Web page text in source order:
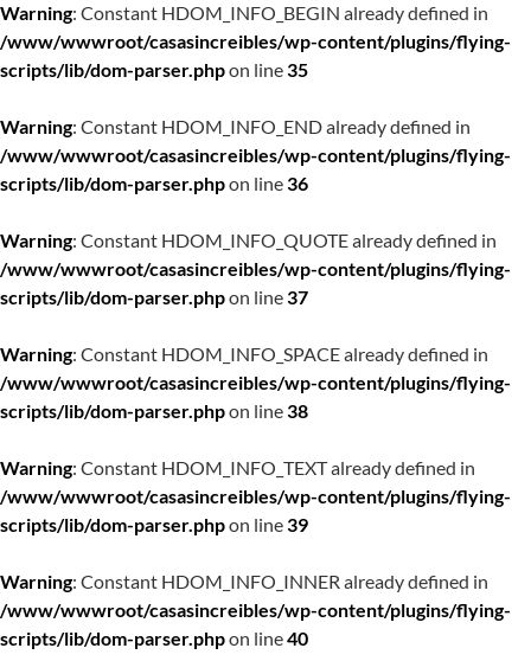
Warning: Constant HDOM_INFO_BEGIN already defined in
/www/wwwroot/casasincreibles/wp-content/plugins/flying-
scripts/lib/dom-parser.phpon line35
Warning: Constant HDOM_INFO_END already defined in
/www/wwwroot/casasincreibles/wp-content/plugins/flying-
scripts/lib/dom-parser.phpon line36
Warning: Constant HDOM_INFO_QUOTE already defined in
/www/wwwroot/casasincreibles/wp-content/plugins/flying-
scripts/lib/dom-parser.phpon line37
Warning: Constant HDOM_INFO_SPACE already defined in
/www/wwwroot/casasincreibles/wp-content/plugins/flying-
scripts/lib/dom-parser.phpon line38
Warning: Constant HDOM_INFO_TEXT already defined in
/www/wwwroot/casasincreibles/wp-content/plugins/flying-
scripts/lib/dom-parser.phpon line39
Warning: Constant HDOM_INFO_INNER already defined in
/www/wwwroot/casasincreibles/wp-content/plugins/flying-
scripts/lib/dom-parser.phpon line40